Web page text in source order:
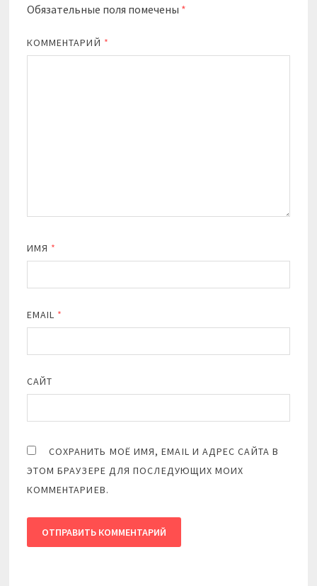
Обязательные поля помечены *
КОММЕНТАРИЙ *
ИМЯ *
EMAIL *
САЙТ
СОХРАНИТЬ МОЁ ИМЯ, EMAIL И АДРЕС САЙТА В
ЭТОМ БРАУЗЕРЕ ДЛЯ ПОСЛЕДУЮЩИХ МОИХ
КОММЕНТАРИЕВ.